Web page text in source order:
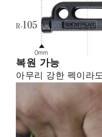
복원 가능
아무리 강한 펙이라